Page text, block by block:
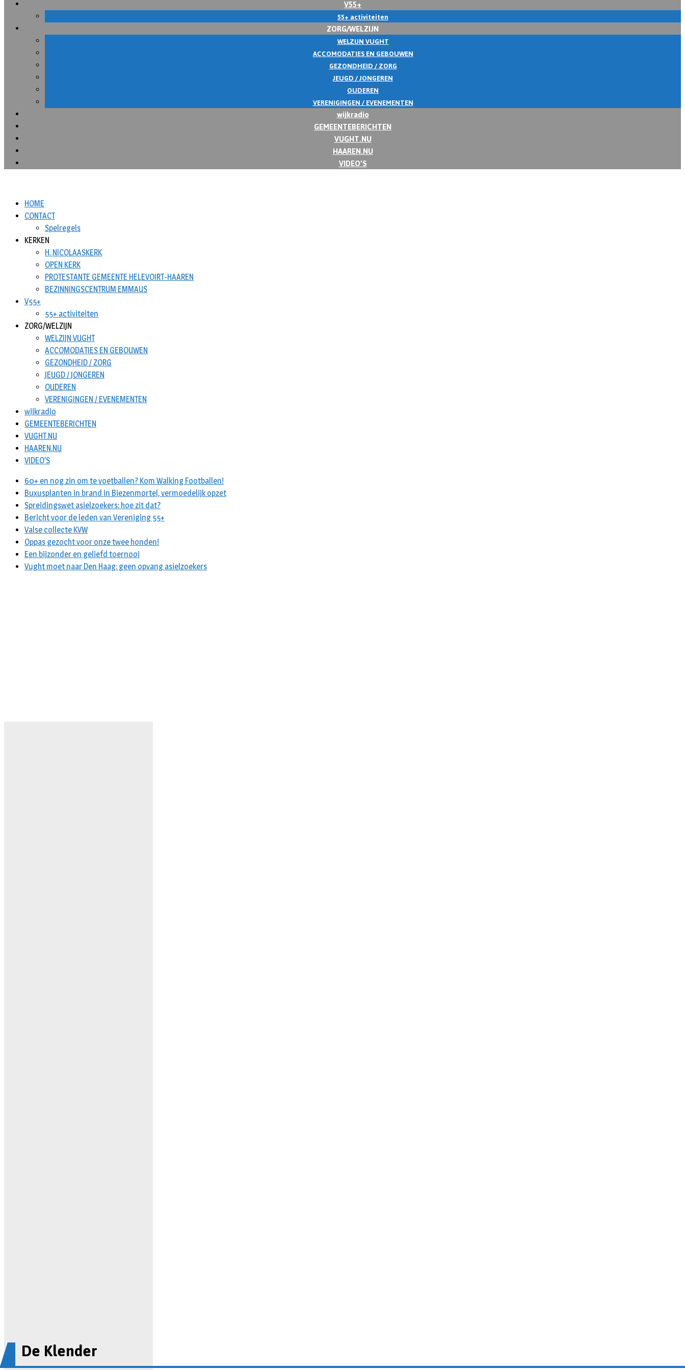
V55+
55+ activiteiten
ZORG/WELZIJN
WELZIJN VUGHT
ACCOMODATIES EN GEBOUWEN
GEZONDHEID / ZORG
JEUGD / JONGEREN
OUDEREN
VERENIGINGEN / EVENEMENTEN
wijkradio
GEMEENTEBERICHTEN
VUGHT.NU
HAAREN.NU
VIDEO’S
HOME
CONTACT
Spelregels
KERKEN
H. NICOLAASKERK
OPEN KERK
PROTESTANTE GEMEENTE HELEVOIRT-HAAREN
BEZINNINGSCENTRUM EMMAUS
V55+
55+ activiteiten
ZORG/WELZIJN
WELZIJN VUGHT
ACCOMODATIES EN GEBOUWEN
GEZONDHEID / ZORG
JEUGD / JONGEREN
OUDEREN
VERENIGINGEN / EVENEMENTEN
wijkradio
GEMEENTEBERICHTEN
VUGHT.NU
HAAREN.NU
VIDEO’S
60+ en nog zin om te voetballen? Kom Walking Footballen!
Buxusplanten in brand in Biezenmortel, vermoedelijk opzet
Spreidingswet asielzoekers: hoe zit dat?
Bericht voor de leden van Vereniging 55+
Valse collecte KVW
Oppas gezocht voor onze twee honden!
Een bijzonder en geliefd toernooi
Vught moet naar Den Haag: geen opvang asielzoekers
De Klender